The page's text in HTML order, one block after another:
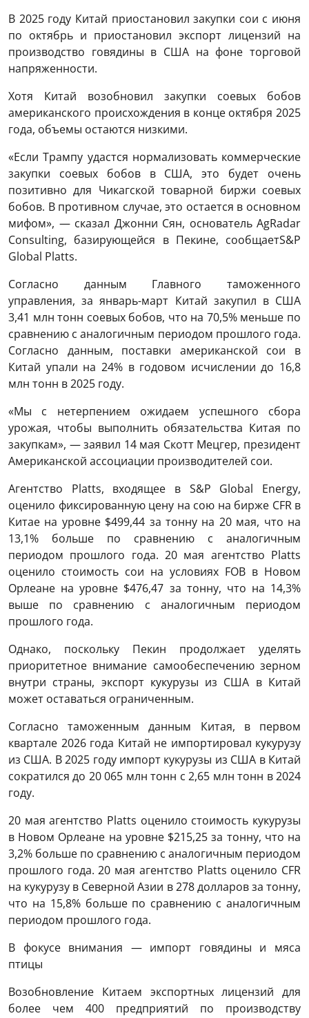
В 2025 году Китай приостановил закупки сои с июня
по октябрь и приостановил экспорт лицензий на
производство говядины в США на фоне торговой
напряженности.
Хотя Китай возобновил закупки соевых бобов
американского происхождения в конце октября 2025
года, объемы остаются низкими.
«Если Трампу удастся нормализовать коммерческие
закупки соевых бобов в США, это будет очень
позитивно для Чикагской товарной биржи соевых
бобов. В противном случае, это остается в основном
мифом», — сказал Джонни Сян, основатель AgRadar
Consulting, базирующейся в Пекине, сообщаетS&P
Global Platts.
Согласно данным Главного таможенного
управления, за январь-март Китай закупил в США
3,41 млн тонн соевых бобов, что на 70,5% меньше по
сравнению с аналогичным периодом прошлого года.
Согласно данным, поставки американской сои в
Китай упали на 24% в годовом исчислении до 16,8
млн тонн в 2025 году.
«Мы с нетерпением ожидаем успешного сбора
урожая, чтобы выполнить обязательства Китая по
закупкам», — заявил 14 мая Скотт Мецгер, президент
Американской ассоциации производителей сои.
Агентство Platts, входящее в S&P Global Energy,
оценило фиксированную цену на сою на бирже CFR в
Китае на уровне $499,44 за тонну на 20 мая, что на
13,1% больше по сравнению с аналогичным
периодом прошлого года. 20 мая агентство Platts
оценило стоимость сои на условиях FOB в Новом
Орлеане на уровне $476,47 за тонну, что на 14,3%
выше по сравнению с аналогичным периодом
прошлого года.
Однако, поскольку Пекин продолжает уделять
приоритетное внимание самообеспечению зерном
внутри страны, экспорт кукурузы из США в Китай
может оставаться ограниченным.
Согласно таможенным данным Китая, в первом
квартале 2026 года Китай не импортировал кукурузу
из США. В 2025 году импорт кукурузы из США в Китай
сократился до 20 065 млн тонн с 2,65 млн тонн в 2024
году.
20 мая агентство Platts оценило стоимость кукурузы
в Новом Орлеане на уровне $215,25 за тонну, что на
3,2% больше по сравнению с аналогичным периодом
прошлого года. 20 мая агентство Platts оценило CFR
на кукурузу в Северной Азии в 278 долларов за тонну,
что на 15,8% больше по сравнению с аналогичным
периодом прошлого года.
В фокусе внимания — импорт говядины и мяса
птицы
Возобновление Китаем экспортных лицензий для
более чем 400 предприятий по производству